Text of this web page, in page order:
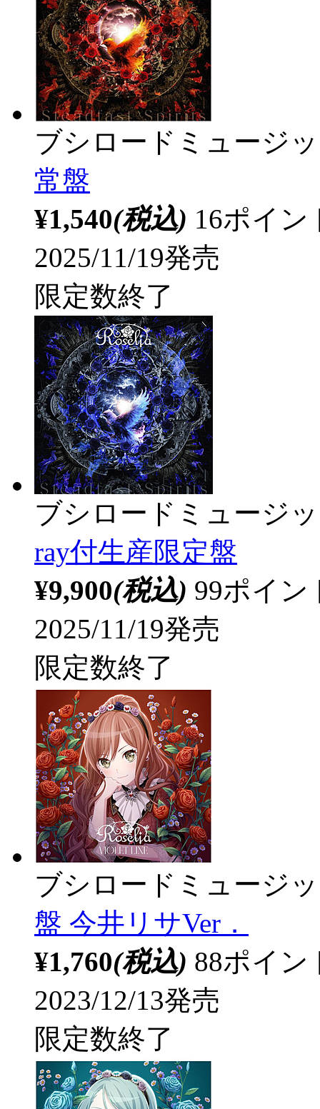
ブシロードミュージ
常盤
¥1,540(税込) 16ポイ
2025/11/19発売
限定数終了
ブシロードミュージ
ray付生産限定盤
¥9,900(税込) 99ポイ
2025/11/19発売
限定数終了
ブシロードミュージ
盤 今井リサVer．
¥1,760(税込) 88ポイ
2023/12/13発売
限定数終了